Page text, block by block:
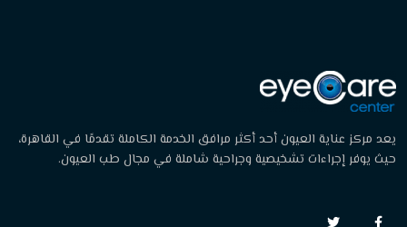
يعد مركز عناية العيون أحد أكثر مرافق الخدمة الكاملة تقدمًا في القاهرة،
حيث يوفر إجراءات تشخيصية وجراحية شاملة في مجال طب العيون.